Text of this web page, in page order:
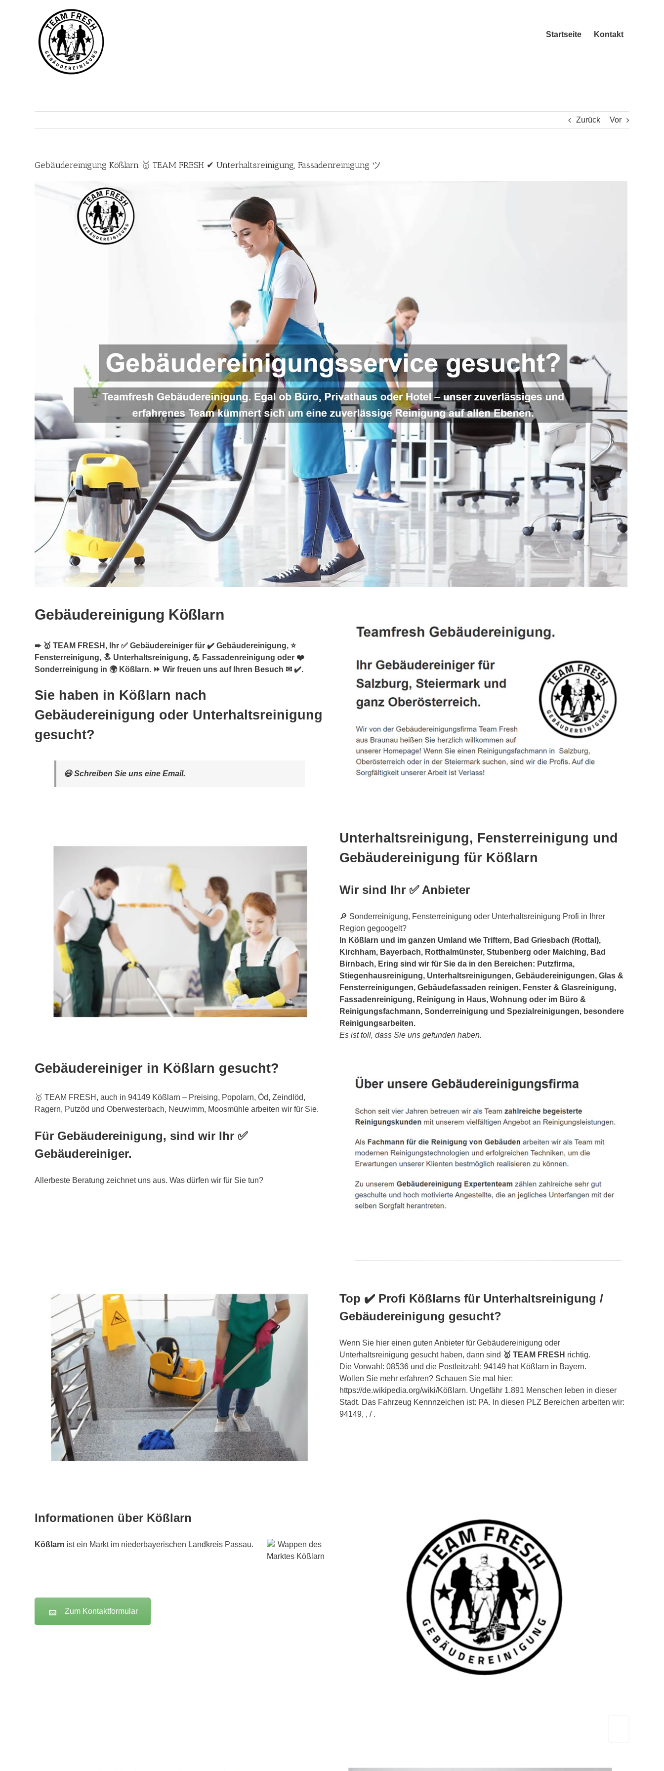
Startseite Kontakt
Zurück Vor
Gebäudereinigung Kößlarn 🥇 TEAM FRESH ✔ Unterhaltsreinigung, Fassadenreinigung ツ
Gebäudereinigung Kößlarn
➨ 🥇 TEAM FRESH, Ihr ✅ Gebäudereiniger für ✔️ Gebäudereinigung, ⭐
Fensterreinigung, 🔝 Unterhaltsreinigung, 💪 Fassadenreinigung oder ❤️
Sonderreinigung in 🌍 Kößlarn. ⏩ Wir freuen uns auf Ihren Besuch ✉ ✔️.
Sie haben in Kößlarn nach
Gebäudereinigung oder Unterhaltsreinigung
gesucht?
😃 Schreiben Sie uns eine Email.
Unterhaltsreinigung, Fensterreinigung und
Gebäudereinigung für Kößlarn
Wir sind Ihr ✅ Anbieter
🔎 Sonderreinigung, Fensterreinigung oder Unterhaltsreinigung Profi in Ihrer
Region gegoogelt?
In Kößlarn und im ganzen Umland wie Triftern, Bad Griesbach (Rottal),
Kirchham, Bayerbach, Rotthalmünster, Stubenberg oder Malching, Bad
Birnbach, Ering sind wir für Sie da in den Bereichen: Putzfirma,
Stiegenhausreinigung, Unterhaltsreinigungen, Gebäudereinigungen, Glas &
Fensterreinigungen, Gebäudefassaden reinigen, Fenster & Glasreinigung,
Fassadenreinigung, Reinigung in Haus, Wohnung oder im Büro &
Reinigungsfachmann, Sonderreinigung und Spezialreinigungen, besondere
Reinigungsarbeiten.
Es ist toll, dass Sie uns gefunden haben.
Gebäudereiniger in Kößlarn gesucht?
🥇 TEAM FRESH, auch in 94149 Kößlarn – Preising, Popolarn, Öd, Zeindlöd,
Ragern, Putzöd und Oberwesterbach, Neuwimm, Moosmühle arbeiten wir für Sie.
Für Gebäudereinigung, sind wir Ihr ✅
Gebäudereiniger.
Allerbeste Beratung zeichnet uns aus. Was dürfen wir für Sie tun?
Top ✔️ Profi Kößlarns für Unterhaltsreinigung /
Gebäudereinigung gesucht?
Wenn Sie hier einen guten Anbieter für Gebäudereinigung oder
Unterhaltsreinigung gesucht haben, dann sind 🥇 TEAM FRESH richtig.
Die Vorwahl: 08536 und die Postleitzahl: 94149 hat Kößlarn in Bayern.
Wollen Sie mehr erfahren? Schauen Sie mal hier:
https://de.wikipedia.org/wiki/Kößlarn. Ungefähr 1.891 Menschen leben in dieser
Stadt. Das Fahrzeug Kennnzeichen ist: PA. In diesen PLZ Bereichen arbeiten wir:
94149, , / .
Informationen über Kößlarn
Kößlarn ist ein Markt im niederbayerischen Landkreis Passau.
Zum Kontaktformular